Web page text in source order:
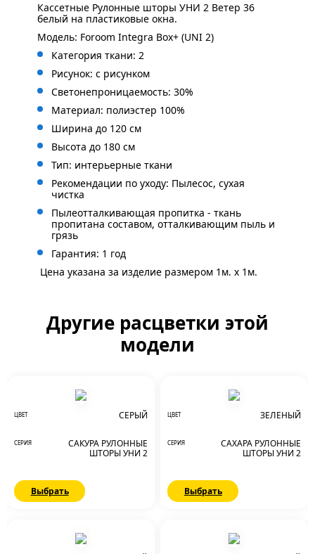
Кассетные Рулонные шторы УНИ 2 Ветер 36
белый на пластиковые окна.
Модель: Foroom Integra Box+ (UNI 2)
Категория ткани: 2
Рисунок: с рисунком
Светонепроницаемость: 30%
Материал: полиэстер 100%
Ширина до 120 см
Высота до 180 см
Тип: интерьерные ткани
Рекомендации по уходу: Пылесос, сухая
чистка
Пылеотталкивающая пропитка - ткань
пропитана составом, отталкивающим пыль и
грязь
Гарантия: 1 год
Цена указана за изделие размером 1м. x 1м.
Другие расцветки этой
модели
ЦВЕТ СЕРЫЙ
СЕРИЯ
САКУРА РУЛОННЫЕ
ШТОРЫ УНИ 2
Выбрать
ЦВЕТ ЗЕЛЕНЫЙ
СЕРИЯ
САХАРА РУЛОННЫЕ
ШТОРЫ УНИ 2
Выбрать